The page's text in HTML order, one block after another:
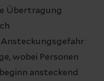
Übertragung
wobei Personen
ansteckend